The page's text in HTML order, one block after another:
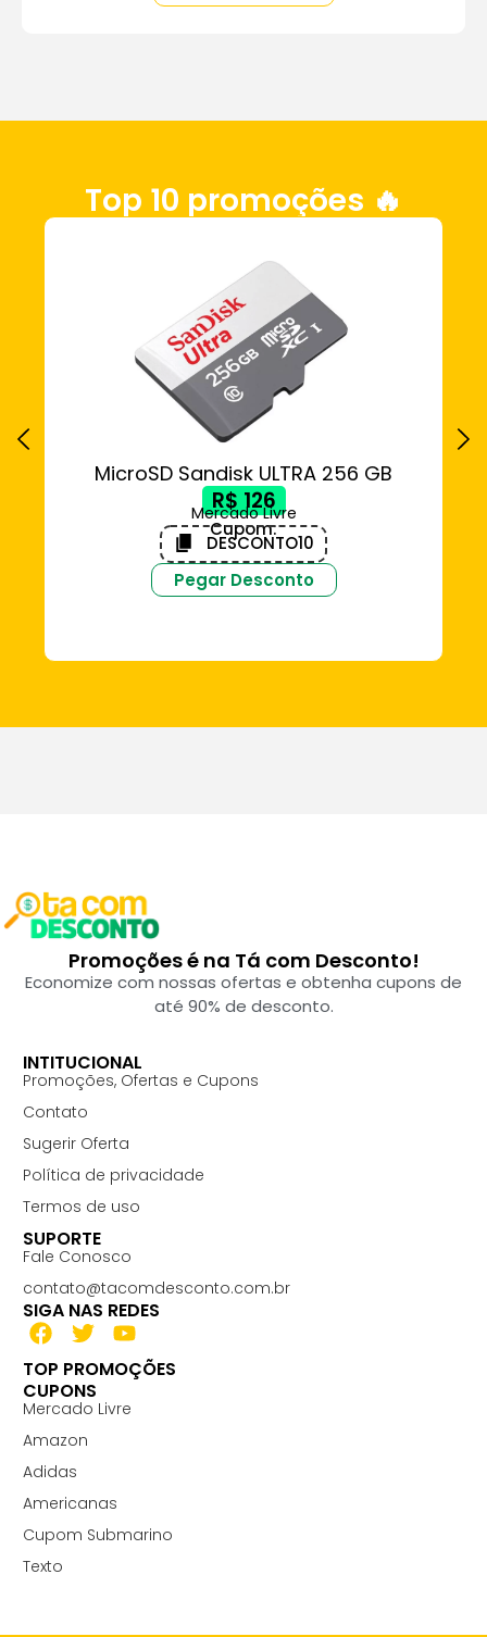
Top 10 promoções 🔥
MicroSD Sandisk ULTRA 256 GB
R$ 126
Mercado Livre
Cupom:
DESCONTO10
Pegar Desconto
Promoções é na Tá com Desconto!
Economize com nossas ofertas e obtenha cupons de
até 90% de desconto.
INTITUCIONAL
Promoções, Ofertas e Cupons
Contato
Sugerir Oferta
Política de privacidade
Termos de uso
SUPORTE
Fale Conosco
contato@tacomdesconto.com.br
SIGA NAS REDES
TOP PROMOÇÕES
CUPONS
Mercado Livre
Amazon
Adidas
Americanas
Cupom Submarino
Texto